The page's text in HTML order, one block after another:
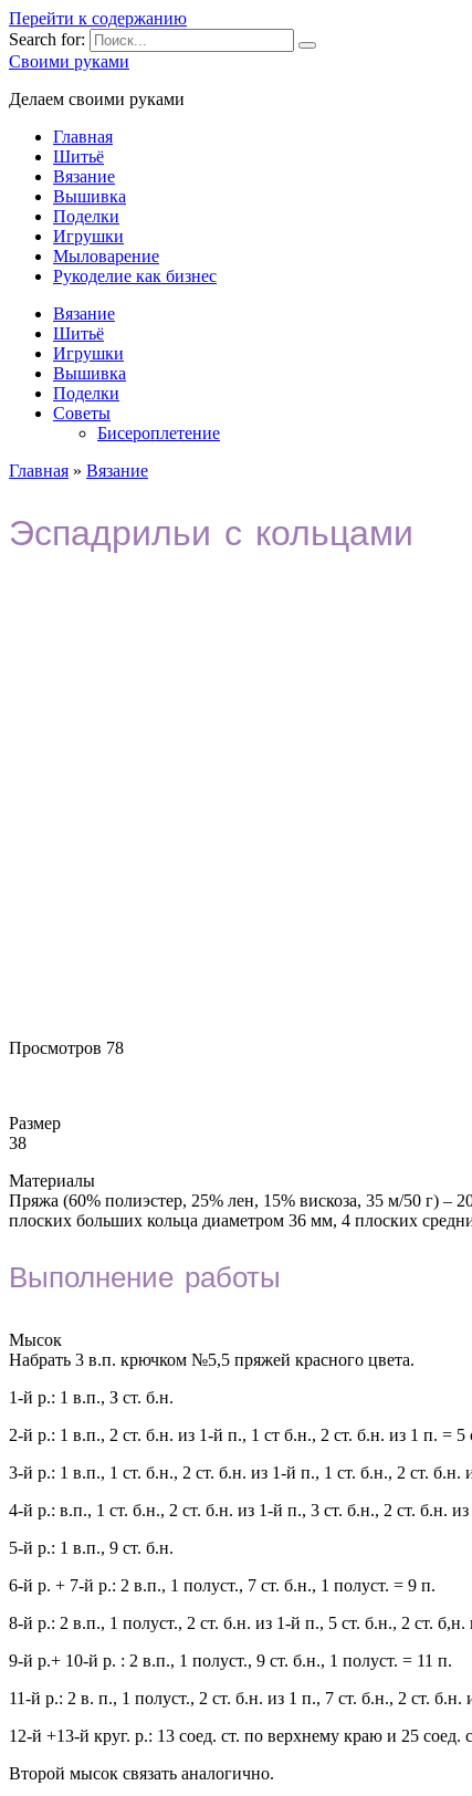
Перейти к содержанию
Search for:
Своими руками
Делаем своими руками
Главная
Шитьё
Вязание
Вышивка
Поделки
Игрушки
Мыловарение
Рукоделие как бизнес
Вязание
Шитьё
Игрушки
Вышивка
Поделки
Советы
Бисероплетение
Главная » Вязание
Эспадрильи с кольцами
Просмотров 78
Размер
38
Материалы
Пряжа (60% полиэстер, 25% лен, 15% вискоза, 35 м/50 г) –
плоских больших кольца диаметром 36 мм, 4 плоских
Выполнение работы
Мысок
Набрать 3 в.п. крючком №5,5 пряжей красного цвета.
1-й р.: 1 в.п., З ст. б.н.
2-й р.: 1 в.п., 2 ст. б.н. из 1-й п., 1 ст б.н., 2 ст. б.н. из 1 п. = 5
3-й р.: 1 в.п., 1 ст. б.н., 2 ст. б.н. из 1-й п., 1 ст. б.н., 2 ст. б.н.
4-й р.: в.п., 1 ст. б.н., 2 ст. б.н. из 1-й п., 3 ст. б.н., 2 ст. б.н.
5-й р.: 1 в.п., 9 ст. б.н.
6-й р. + 7-й р.: 2 в.п., 1 полуст., 7 ст. б.н., 1 полуст. = 9 п.
8-й р.: 2 в.п., 1 полуст., 2 ст. б.н. из 1-й п., 5 ст. б.н., 2 ст.
9-й р.+ 10-й р. : 2 в.п., 1 полуст., 9 ст. б.н., 1 полуст. = 11 п.
11-й р.: 2 в. п., 1 полуст., 2 ст. б.н. из 1 п., 7 ст. б.н., 2 ст.
12-й +13-й круг. р.: 13 соед. ст. по верхнему краю и 25 соед.
Второй мысок связать аналогично.